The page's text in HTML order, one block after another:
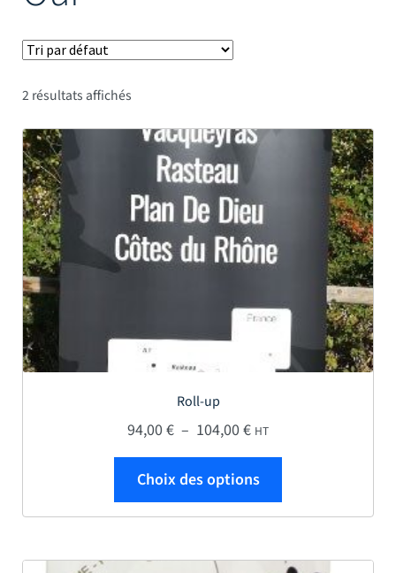
2 résultats affichés
Roll-up
94,00€ – 104,00€Plage de prix : 94,00
HT
Choix des options